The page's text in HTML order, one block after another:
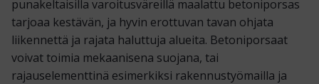
punakeltaisilla varoitusväreillä maalattu betoniporsas
tarjoaa kestävän, ja hyvin erottuvan tavan ohjata
liikennettä ja rajata haluttuja alueita. Betoniporsaat
voivat toimia mekaanisena suojana, tai
rajauselementtinä esimerkiksi rakennustyömailla ja